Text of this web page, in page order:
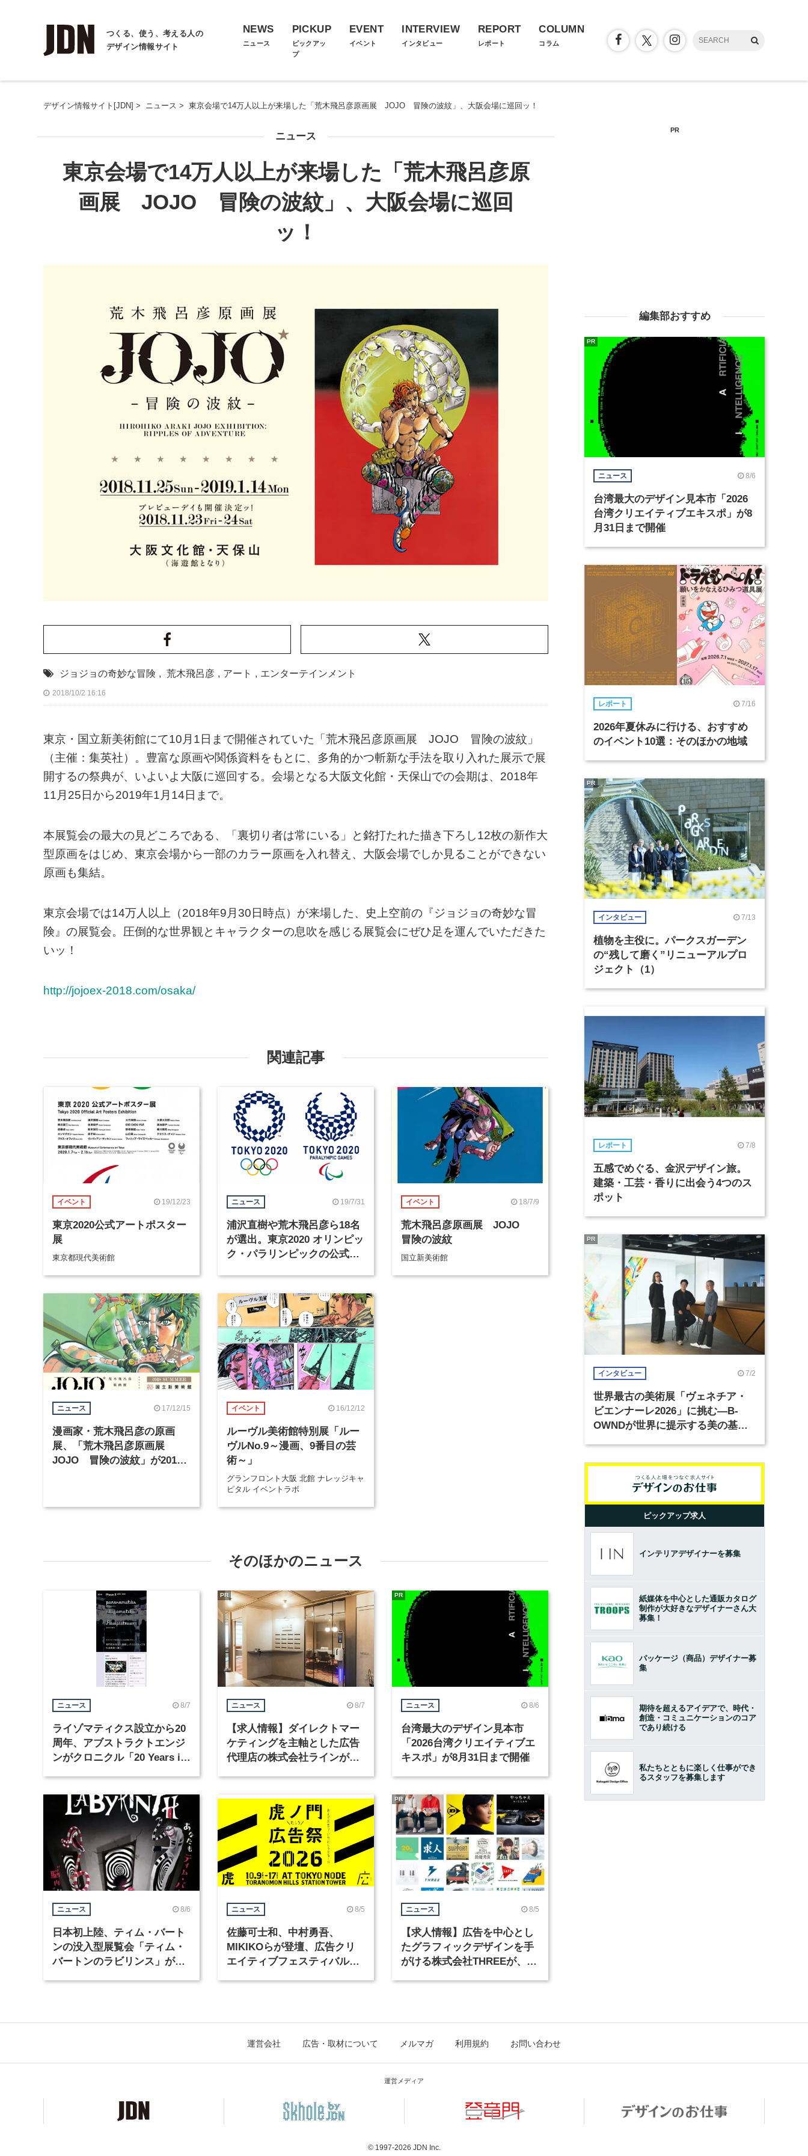
つくる、使う、考える人の
デザイン情報サイト
NEWS
ニュース
PICKUP
ピックアッ
プ
EVENT
イベント
INTERVIEW
インタビュー
REPORT
レポート
COLUMN
コラム
デザイン情報サイト[JDN] > ニュース > 東京会場で14万人以上が来場した「荒木飛呂彦原画展 JOJO 冒険の波紋」、大阪会場に巡回ッ！
ニュース
東京会場で14万人以上が来場した「荒木飛呂彦原
画展 JOJO 冒険の波紋」、大阪会場に巡回
ッ！
ジョジョの奇妙な冒険 , 荒木飛呂彦 , アート , エンターテインメント
2018/10/2 16:16
東京・国立新美術館にて10月1日まで開催されていた「荒木飛呂彦原画展 JOJO 冒険の波紋」
（主催：集英社）。豊富な原画や関係資料をもとに、多角的かつ斬新な手法を取り入れた展示で展
開するの祭典が、いよいよ大阪に巡回する。会場となる大阪文化館・天保山での会期は、2018年
11月25日から2019年1月14日まで。
本展覧会の最大の見どころである、「裏切り者は常にいる」と銘打たれた描き下ろし12枚の新作大
型原画をはじめ、東京会場から一部のカラー原画を入れ替え、大阪会場でしか見ることができない
原画も集結。
東京会場では14万人以上（2018年9月30日時点）が来場した、史上空前の『ジョジョの奇妙な冒
険』の展覧会。圧倒的な世界観とキャラクターの息吹を感じる展覧会にぜひ足を運んでいただきた
いッ！
http://jojoex-2018.com/osaka/
関連記事
イベント 19/12/23
東京2020公式アートポスター
展
東京都現代美術館
ニュース 19/7/31
浦沢直樹や荒木飛呂彦ら18名
が選出。東京2020 オリンピッ
ク・パラリンピックの公式ア
イベント 18/7/9
荒木飛呂彦原画展 JOJO
冒険の波紋
国立新美術館
ニュース 17/12/15
漫画家・荒木飛呂彦の原画
展、「荒木飛呂彦原画展
JOJO 冒険の波紋」が2018
イベント 16/12/12
ルーヴル美術館特別展「ルー
ヴルNo.9～漫画、9番目の芸
術～」
グランフロント大阪 北館 ナレッジキャ
ピタル イベントラボ
そのほかのニュース
ニュース 8/7
ライゾマティクス設立から20
周年、アブストラクトエンジ
ンがクロニクル「20 Years in
ニュース 8/7
【求人情報】ダイレクトマー
ケティングを主軸とした広告
代理店の株式会社ラインが、
PR
ニュース 8/6
台湾最大のデザイン見本市
「2026台湾クリエイティブエ
キスポ」が8月31日まで開催
PR
ニュース 8/6
日本初上陸、ティム・バート
ンの没入型展覧会「ティム・
バートンのラビリンス」が東
ニュース 8/5
佐藤可士和、中村勇吾、
MIKIKOらが登壇、広告クリ
エイティブフェスティバル
ニュース 8/5
【求人情報】広告を中心とし
たグラフィックデザインを手
がける株式会社THREEが、グ
PR
PR
編集部おすすめ
ニュース 8/6
台湾最大のデザイン見本市「2026
台湾クリエイティブエキスポ」が8
月31日まで開催
PR
レポート 7/16
2026年夏休みに行ける、おすすめ
のイベント10選：そのほかの地域
インタビュー 7/13
植物を主役に。パークスガーデン
の“残して磨く”リニューアルプロ
ジェクト（1）
PR
レポート 7/8
五感でめぐる、金沢デザイン旅。
建築・工芸・香りに出会う4つのス
ポット
インタビュー 7/2
世界最古の美術展「ヴェネチア・
ビエンナーレ2026」に挑む―B-
OWNDが世界に提示する美の基準
PR
ピックアップ求人
インテリアデザイナーを募集
紙媒体を中心とした通販カタログ
制作が大好きなデザイナーさん大
募集！
パッケージ（商品）デザイナー募
集
期待を超えるアイデアで、時代・
創造・コミュニケーションのコア
であり続ける
私たちとともに楽しく仕事ができ
るスタッフを募集します
運営会社 広告・取材について メルマガ 利用規約 お問い合わせ
運営メディア
© 1997-2026 JDN Inc.